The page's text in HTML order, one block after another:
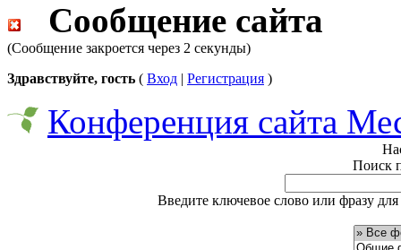
Сообщение сайта
(Сообщение закроется через 2 секунды)
Здравствуйте, гость ( Вход | Регистрация )
Конференция сайта
Поиск
Введите ключевое слово или фразу